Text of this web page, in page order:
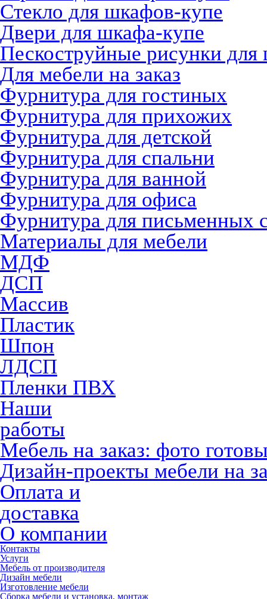
Стекло для шкафов-купе
Двери для шкафа-купе
Пескоструйные рисунки
Для мебели на заказ
Фурнитура для гостиных
Фурнитура для прихожих
Фурнитура для детской
Фурнитура для спальни
Фурнитура для ванной
Фурнитура для офиса
Фурнитура для письменных
Материалы для мебели
МДФ
ДСП
Массив
Пластик
Шпон
ЛДСП
Пленки ПВХ
Наши
работы
Мебель на заказ: фото
Дизайн-проекты мебели на
Оплата и
доставка
О компании
Контакты
Услуги
Мебель от производителя
Дизайн мебели
Изготовление мебели
Сборка мебели и установка, монтаж